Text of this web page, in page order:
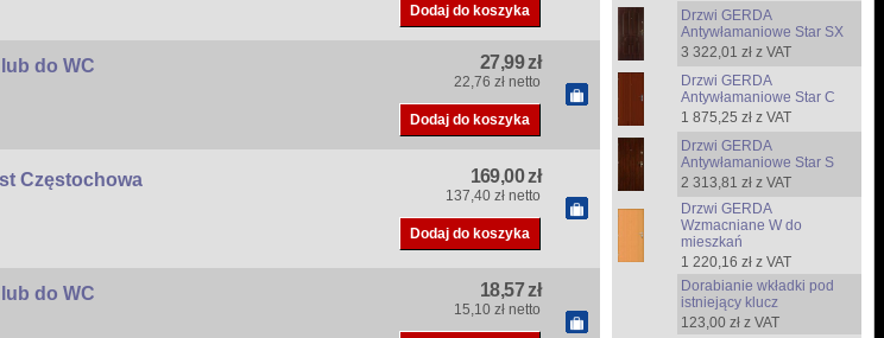
do WC 27,99 zł
22,76 zł netto
Częstochowa 169,00 zł
137,40 zł netto
do WC 18,57 zł
15,10 zł netto
Drzwi GERDA
Antywłamaniowe Star SX
3 322,01 zł z VAT
Drzwi GERDA
Antywłamaniowe Star C
1 875,25 zł z VAT
Drzwi GERDA
Antywłamaniowe Star S
2 313,81 zł z VAT
Drzwi GERDA
Wzmacniane W do
mieszkań
1 220,16 zł z VAT
Dorabianie wkładki pod
istniejący klucz
123,00 zł z VAT